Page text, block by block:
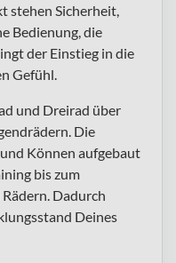
stehen Sicherheit,
Bedienung, die
der Einstieg in die
Gefühl.
und Dreirad über
Die
Können aufgebaut
bis zum
Dadurch
Deines